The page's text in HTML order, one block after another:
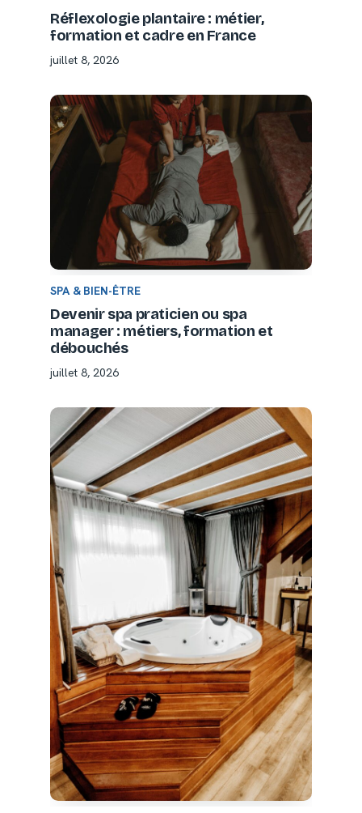
Réflexologie plantaire : métier,
formation et cadre en France
juillet 8, 2026
SPA & BIEN-ÊTRE
Devenir spa praticien ou spa
manager : métiers, formation et
débouchés
juillet 8, 2026